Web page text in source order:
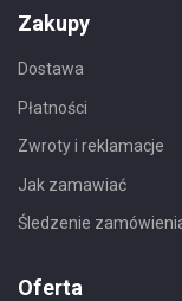
Zakupy
Dostawa
Płatności
Zwroty i reklamacje
Jak zamawiać
Śledzenie
Oferta